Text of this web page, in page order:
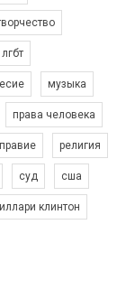
Зупинимо насильство проти ЛГБТ в Україні! Stop violence against LGBT in Ukraine!
PACT, який
з протидії
нашу
в Україні.
"лайк" під
лгбт
музыка
права человека
религия
суд сша
клинтон